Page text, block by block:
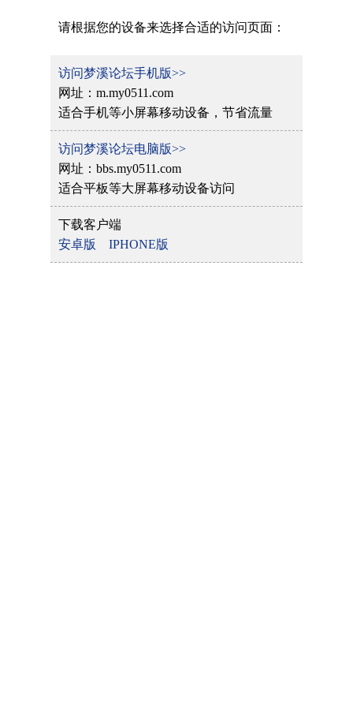
请根据您的设备来选择合适的访问页面：
访问梦溪论坛手机版>>
网址：m.my0511.com
适合手机等小屏幕移动设备，节省流量
访问梦溪论坛电脑版>>
网址：bbs.my0511.com
适合平板等大屏幕移动设备访问
下载客户端
安卓版
IPHONE版